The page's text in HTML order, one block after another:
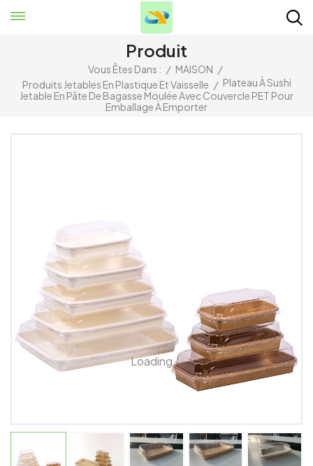
Produit
Vous Êtes Dans : / MAISON /
Produits Jetables En Plastique Et Vaisselle / Plateau À Sushi
Jetable En Pâte De Bagasse Moulée Avec Couvercle PET Pour
Emballage À Emporter
Loading...